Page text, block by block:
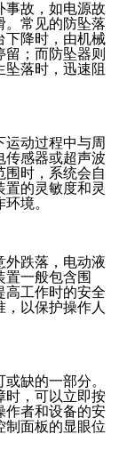
事故，如电源故
。常见的防坠落
下降时，由机械
；而防坠器则
落时，迅速阻
运动过程中与周
传感器或超声波
围时，系统会自
的灵敏度和灵
境。
外跌落，电动液
置一般包含围
高工作时的安全
以保护操作人
缺的一部分。
时，可以立即按
作者和设备的安
制面板的显眼位